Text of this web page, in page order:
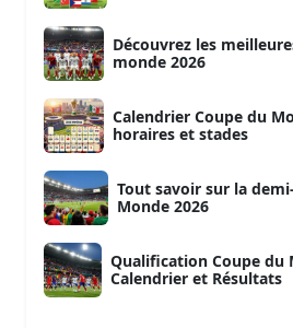
Découvrez les
monde 2026
Calendrier Coupe du
horaires et stades
Tout savoir sur la
Monde 2026
Qualification Coupe du
Calendrier et Résultats